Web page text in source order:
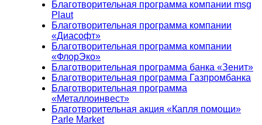
Благотворительная программа компании msg
Plaut
Благотворительная программа компании
«Диасофт»
Благотворительная программа компании
«ФлорЭко»
Благотворительная программа банка «Зенит»
Благотворительная программа Газпромбанка
Благотворительная программа
«Металлоинвест»
Благотворительная акция «Капля помощи»
Parle Market